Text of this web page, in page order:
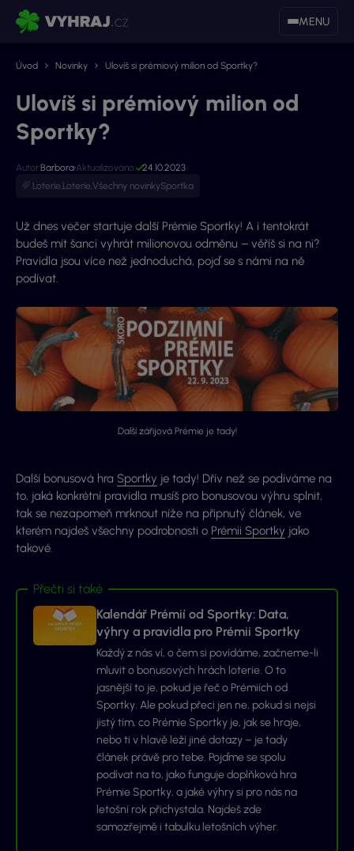
MENU
Úvod Novinky Ulovíš si prémiový milion od Sportky?
Ulovíš si prémiový milion od
Sportky?
Autor: Barbora Aktualizováno:
24.10.2023
Loterie,Loterie,Všechny novinkySportka
Už dnes večer startuje další Prémie Sportky! A i tentokrát
budeš mít šanci vyhrát milionovou odměnu – věříš si na ni?
Pravidla jsou více než jednoduchá, pojď se s námi na ně
podívat.
Další zářijová Prémie je tady!
Další bonusová hra Sportky je tady! Dřív než se podíváme na
to, jaká konkrétní pravidla musíš pro bonusovou výhru splnit,
tak se nezapomeň mrknout níže na připnutý článek, ve
kterém najdeš všechny podrobnosti o Prémii Sportky jako
takové.
Přečti si také
Kalendář Prémií od Sportky: Data,
výhry a pravidla pro Prémii Sportky
Každý z nás ví, o čem si povídáme, začneme-li
mluvit o bonusových hrách loterie. O to
jasnější to je, pokud je řeč o Prémiích od
Sportky. Ale pokud přeci jen ne, pokud si nejsi
jistý tím, co Prémie Sportky je, jak se hraje,
nebo ti v hlavě leží jiné dotazy – je tady
článek právě pro tebe. Pojďme se spolu
podívat na to, jako funguje doplňková hra
Prémie Sportky, a jaké výhry si pro nás na
letošní rok přichystala. Najdeš zde
samozřejmě i tabulku letošních výher.